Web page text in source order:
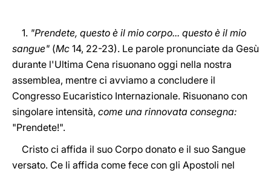
1. "Prendete, questo è il mio corpo... questo è il mio
sangue" (Mc 14, 22-23). Le parole pronunciate da Gesù
durante l'Ultima Cena risuonano oggi nella nostra
assemblea, mentre ci avviamo a concludere il
Congresso Eucaristico Internazionale. Risuonano con
singolare intensità, come una rinnovata consegna:
"Prendete!".
Cristo ci affida il suo Corpo donato e il suo Sangue
versato. Ce li affida come fece con gli Apostoli nel